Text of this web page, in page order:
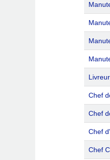
Chef
Chef
Chef
Chef